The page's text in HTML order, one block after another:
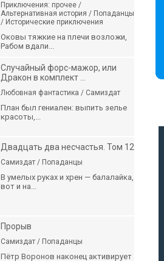
Приключения: прочее /
Альтернативная история / Попаданцы
/ Исторические приключения
Оковы тяжкие на плечи возложи,
Рабом вдали...
Случайный форс-мажор, или
Дракон в комплект ...
Любовная фантастика / Самиздат
План был гениален: выпить зелье
красоты,...
Двадцать два несчастья. Том 12
Самиздат / Попаданцы
В умелых руках и хрен — балалайка,
вот и на...
Прорыв
Самиздат / Попаданцы
Пётр Воронов наконец активирует